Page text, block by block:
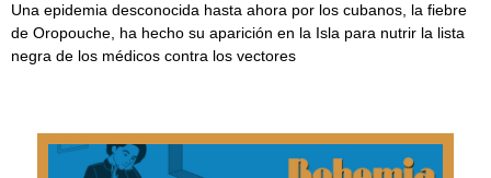
Una epidemia desconocida hasta ahora por los cubanos, la fiebre
de Oropouche, ha hecho su aparición en la Isla para nutrir la lista
negra de los médicos contra los vectores